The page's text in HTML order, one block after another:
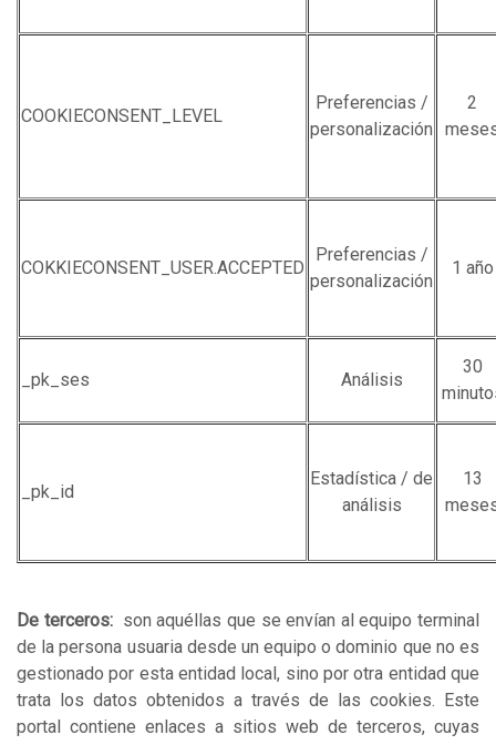
COOKIECONSENT_LEVEL
Preferencias /
personalización
2
COKKIECONSENT_USER.ACCEPTED
Preferencias /
personalización
1 año
_pk_ses Análisis
30
_pk_id
Estadística / de
análisis
13
De terceros: son aquéllas que se envían al equipo terminal
de la persona usuaria desde un equipo o dominio que no es
gestionado por esta entidad local, sino por otra entidad que
trata los datos obtenidos a través de las cookies. Este
portal contiene enlaces a sitios web de terceros, cuyas